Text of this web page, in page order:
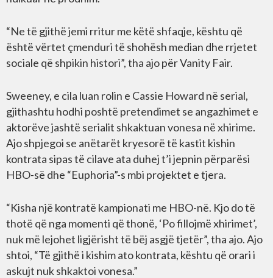
“Ne të gjithë jemi rritur me këtë shfaqje, kështu që
është vërtet çmenduri të shohësh median dhe rrjetet
sociale që shpikin histori”, tha ajo për Vanity Fair.
Sweeney, e cila luan rolin e Cassie Howard në serial,
gjithashtu hodhi poshtë pretendimet se angazhimet e
aktorëve jashtë serialit shkaktuan vonesa në xhirime.
Ajo shpjegoi se anëtarët kryesorë të kastit kishin
kontrata sipas të cilave ata duhej t’i jepnin përparësi
HBO-së dhe “Euphoria”-s mbi projektet e tjera.
“Kisha një kontratë kampionati me HBO-në. Kjo do të
thotë që nga momenti që thonë, ‘Po fillojmë xhirimet’,
nuk më lejohet ligjërisht të bëj asgjë tjetër”, tha ajo. Ajo
shtoi, “Të gjithë i kishim ato kontrata, kështu që orari i
askujt nuk shkaktoi vonesa.”